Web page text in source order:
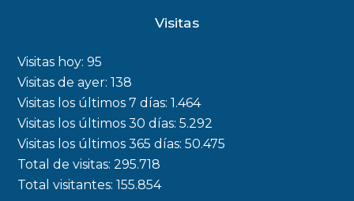
o
k
a
m
r
Visitas
Visitas hoy:95
Visitas de ayer:138
Visitas los últimos 7 días:1.464
Visitas los últimos 30 días:5.292
Visitas los últimos 365 días:50.475
Total de visitas:295.718
Total visitantes:155.854